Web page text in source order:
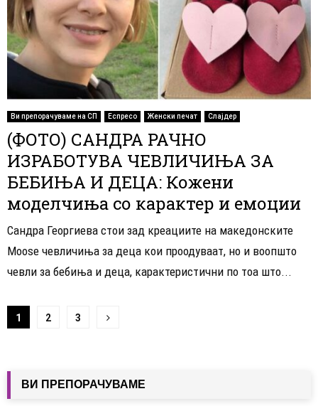
Ви препорачуваме на СП Еспресо Женски печат Слајдер
(ФОТО) САНДРА РАЧНО
ИЗРАБОТУВА ЧЕВЛИЧИЊА ЗА
БЕБИЊА И ДЕЦА: Кожени
моделчиња со карактер и емоции
Сандра Георгиева стои зад креациите на македонските
Moose чевличиња за деца кои проодуваат, но и воопшто
чевли за бебиња и деца, карактеристични по тоа што...
Навигација
написи
1 2 3
ВИ ПРЕПОРАЧУВАМЕ